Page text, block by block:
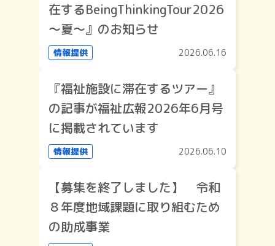
在するBeingThinkingTour2026
～夏～』のお知らせ
情報提供 2026.06.16
『福祉施設に滞在するツアー』
の記事が福祉広報2026年6月号
に掲載されています
情報提供 2026.06.10
【募集を終了しました】 令和
８年度地域課題に取り組むため
の助成事業